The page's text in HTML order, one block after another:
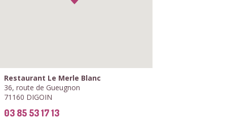
Restaurant Le Merle Blanc
36, route de Gueugnon
71160 DIGOIN
03 85 53 17 13